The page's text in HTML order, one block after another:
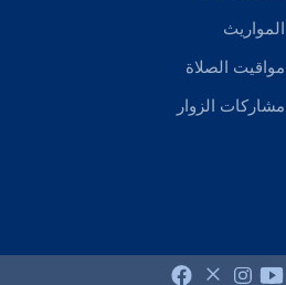
المواريث
مواقيت الصلاة
مشاركات الزوار